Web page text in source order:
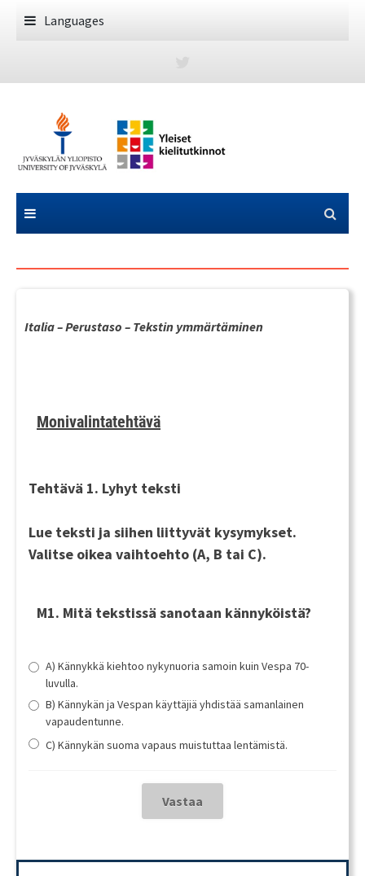
Languages
Italia – Perustaso – Tekstin ymmärtäminen
Monivalintatehtävä
Tehtävä 1. Lyhyt teksti
Lue teksti ja siihen liittyvät kysymykset.
Valitse oikea vaihtoehto (A, B tai C).
M1. Mitä tekstissä sanotaan kännyköistä?
A) Kännykkä kiehtoo nykynuoria samoin kuin Vespa 70-
luvulla.
B) Kännykän ja Vespan käyttäjiä yhdistää samanlainen
vapaudentunne.
C) Kännykän suoma vapaus muistuttaa lentämistä.